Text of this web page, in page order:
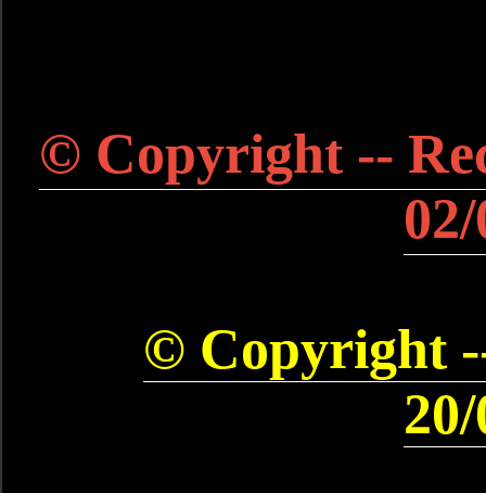
© Copyright --
© Copyright